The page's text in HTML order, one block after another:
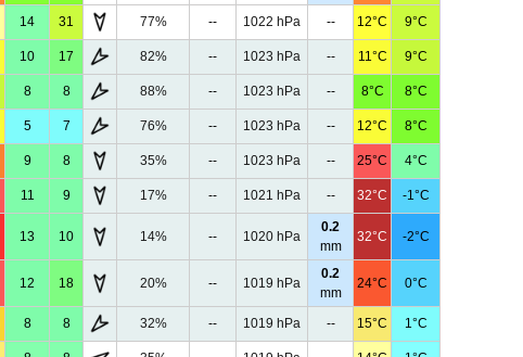
14 31 77% -- 1022 hPa -- 12°C 9°C
10 17 82% -- 1023 hPa -- 11°C 9°C
8 8 88% -- 1023 hPa -- 8°C 8°C
5 7 76% -- 1023 hPa -- 12°C 8°C
9 8 35% -- 1023 hPa -- 25°C 4°C
11 9 17% -- 1021 hPa -- 32°C -1°C
13 10 14% -- 1020 hPa
0.2
mm
32°C -2°C
12 18 20% -- 1019 hPa
0.2
mm
24°C 0°C
8 8 32% -- 1019 hPa -- 15°C 1°C